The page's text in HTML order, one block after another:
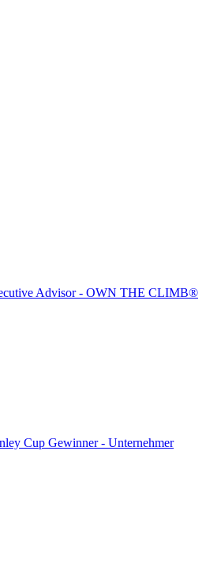
Advisor - OWN THE CLIMB®
Cup Gewinner - Unternehmer